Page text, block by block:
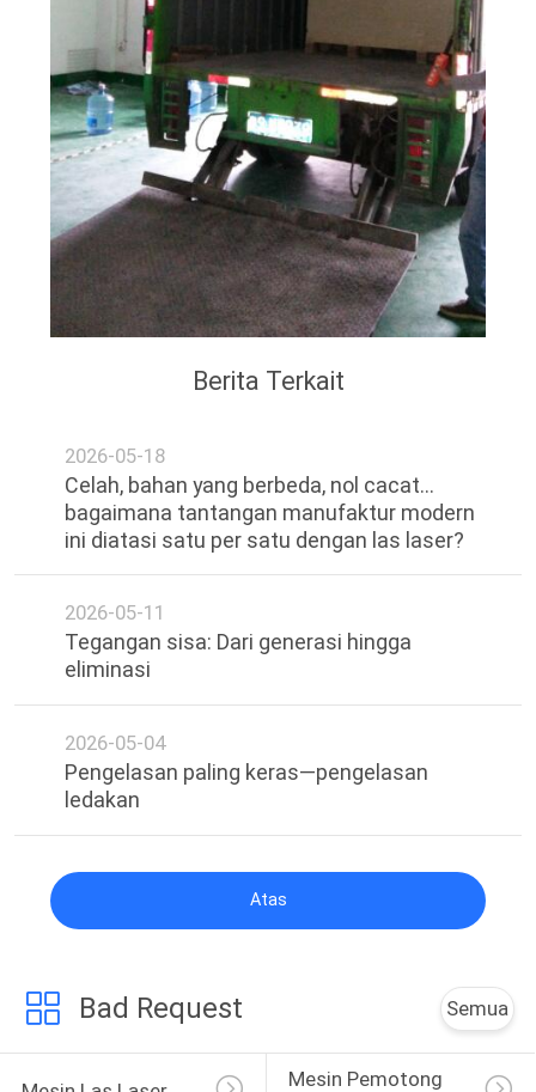
Berita Terkait
2026-05-18
Celah, bahan yang berbeda, nol cacat...
bagaimana tantangan manufaktur modern
ini diatasi satu per satu dengan las laser?
2026-05-11
Tegangan sisa: Dari generasi hingga
eliminasi
2026-05-04
Pengelasan paling keras—pengelasan
ledakan
Atas
Bad Request Semua
Mesin Pemotong